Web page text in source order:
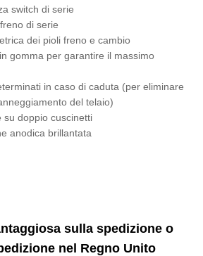
switch di serie
di serie
dei pioli freno e cambio
gomma per garantire il massimo
in caso di caduta (per eliminare
del telaio)
su doppio cuscinetti
anodica brillantata
sulla spedizione o
nel Regno Unito